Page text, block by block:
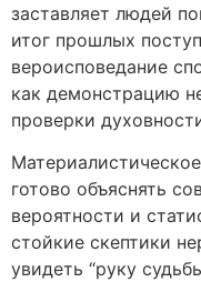
заставляет людей
итог прошлых
вероисповедание
как демонстрацию
проверки
готово объяснять
вероятности и
стойкие скептики
увидеть “руку